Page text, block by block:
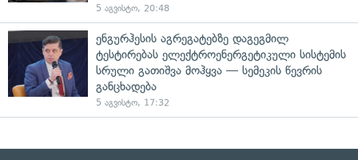
5 აგვისტო, 20:48
ენგურჰესის აგრეგატებზე დაგეგმილ
ტესტირებას ელექტროენერგეტიკული სისტემის
სრული გათიშვა მოჰყვა — სემეკის წევრის
განცხადება
5 აგვისტო, 17:32